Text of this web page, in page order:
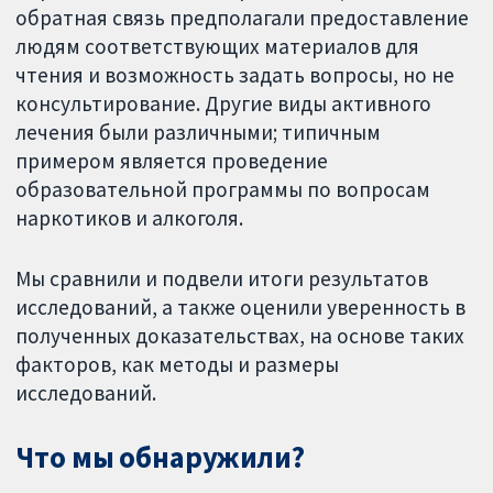
обратная связь предполагали предоставление
людям соответствующих материалов для
чтения и возможность задать вопросы, но не
консультирование. Другие виды активного
лечения были различными; типичным
примером является проведение
образовательной программы по вопросам
наркотиков и алкоголя.
Мы сравнили и подвели итоги результатов
исследований, а также оценили уверенность в
полученных доказательствах, на основе таких
факторов, как методы и размеры
исследований.
Что мы обнаружили?